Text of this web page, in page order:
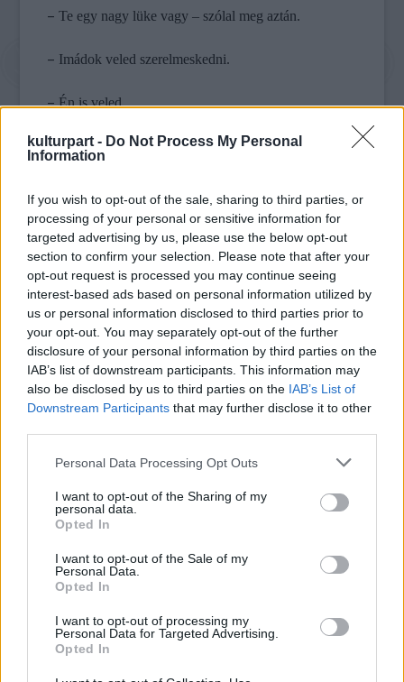
kulturpart - Do Not Process My Personal
Information
If you wish to opt-out of the sale, sharing to third parties, or
processing of your personal or sensitive information for
targeted advertising by us, please use the below opt-out
section to confirm your selection. Please note that after your
opt-out request is processed you may continue seeing
interest-based ads based on personal information utilized by
us or personal information disclosed to third parties prior to
your opt-out. You may separately opt-out of the further
disclosure of your personal information by third parties on the
IAB’s list of downstream participants. This information may
also be disclosed by us to third parties on the IAB’s List of
Downstream Participants that may further disclose it to other
Please note that this website/app uses one or more Google
not limited to your visit or usage behaviour. You may click to
grant or deny consent to Google and its third-party tags to
use your data for below specified purposes in below Google
consent section.
Personal Data Processing Opt Outs
I want to opt-out of the Sharing of my
personal data.
Opted In
I want to opt-out of the Sale of my
Personal Data.
Opted In
I want to opt-out of processing my
Personal Data for Targeted Advertising.
Opted In
–Te egy nagy lüke vagy – szólal meg aztán.
– Imádok veled szerelmeskedni.
–Én is veled.
Nem szól. Én sem.
rácskerítés egyik négyzetét.
–Tökéletesen belém illesz. – mondja aztán.
–Jézusom. Igen. Te meg tökéletesen körém.
–Nem lenne nehéz hozzám jönni.
– Hát fizikailag nem. Három utca. – Nevetek, de
szorul a torkom.
– Hagyjuk ezt! – Kérem, nem felszólítom.
–Jó. Hagyjuk.
–Na és mi lenne még? – szólal meg. Újra vidám. –
Csak a köldököm ugrana a nyakadba?
–Dehogy! Egyenként felvennék mindenkit!